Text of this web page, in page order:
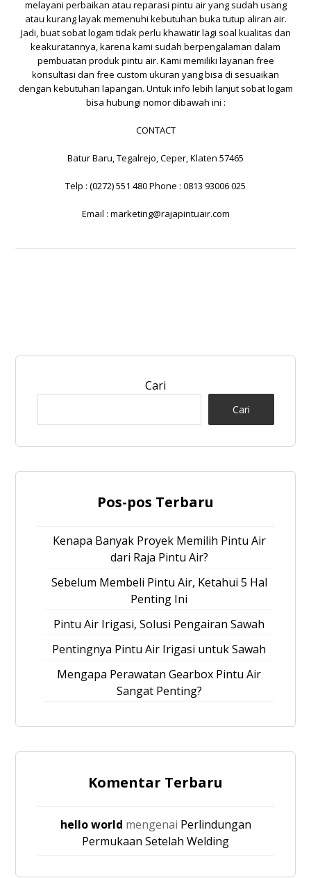
melayani perbaikan atau reparasi pintu air yang sudah usang
atau kurang layak memenuhi kebutuhan buka tutup aliran air.
Jadi, buat sobat logam tidak perlu khawatir lagi soal kualitas dan
keakuratannya, karena kami sudah berpengalaman dalam
pembuatan produk pintu air. Kami memiliki layanan free
konsultasi dan free custom ukuran yang bisa di sesuaikan
dengan kebutuhan lapangan. Untuk info lebih lanjut sobat logam
bisa hubungi nomor dibawah ini :
CONTACT
Batur Baru, Tegalrejo, Ceper, Klaten 57465
Telp : (0272) 551 480 Phone : 0813 93006 025
Email : marketing@rajapintuair.com
Cari
Cari
Pos-pos Terbaru
Kenapa Banyak Proyek Memilih Pintu Air
dari Raja Pintu Air?
Sebelum Membeli Pintu Air, Ketahui 5 Hal
Penting Ini
Pintu Air Irigasi, Solusi Pengairan Sawah
Pentingnya Pintu Air Irigasi untuk Sawah
Mengapa Perawatan Gearbox Pintu Air
Sangat Penting?
Komentar Terbaru
hello world mengenai Perlindungan
Permukaan Setelah Welding